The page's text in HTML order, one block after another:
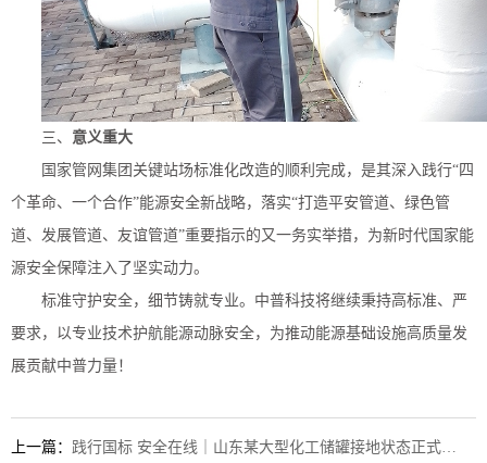
三、 意义重大
国家管网集团关键站场标准化改造的顺利完成，是其深入践行“四
个革命、一个合作”能源安全新战略，落实“打造平安管道、绿色管
道、发展管道、友谊管道”重要指示的又一务实举措，为新时代国家能
源安全保障注入了坚实动力。
标准守护安全，细节铸就专业。中普科技将继续秉持高标准、严
要求，以专业技术护航能源动脉安全，为推动能源基础设施高质量发
展贡献中普力量！
上一篇： 践行国标 安全在线｜山东某大型化工储罐接地状态正式上线！